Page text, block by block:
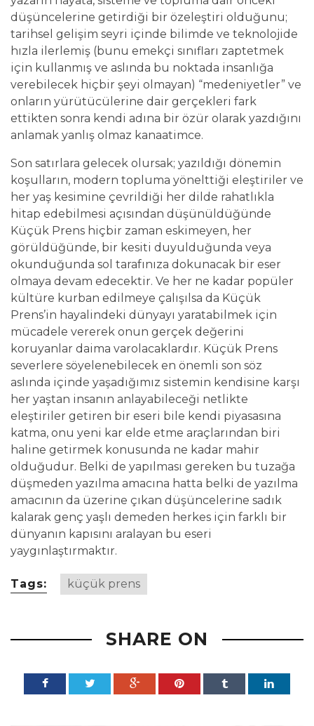
düşüncelerine getirdiği bir özeleştiri olduğunu;
tarihsel gelişim seyri içinde bilimde ve teknolojide
hızla ilerlemiş (bunu emekçi sınıfları zaptetmek
için kullanmış ve aslında bu noktada insanlığa
verebilecek hiçbir şeyi olmayan) “medeniyetler” ve
onların yürütücülerine dair gerçekleri fark
ettikten sonra kendi adına bir özür olarak yazdığını
anlamak yanlış olmaz kanaatimce.
Son satırlara gelecek olursak; yazıldığı dönemin
koşulların, modern topluma yönelttiği eleştiriler ve
her yaş kesimine çevrildiği her dilde rahatlıkla
hitap edebilmesi açısından düşünüldüğünde
Küçük Prens hiçbir zaman eskimeyen, her
görüldüğünde, bir kesiti duyulduğunda veya
okunduğunda sol tarafınıza dokunacak bir eser
olmaya devam edecektir. Ve her ne kadar popüler
kültüre kurban edilmeye çalışılsa da Küçük
Prens’in hayalindeki dünyayı yaratabilmek için
mücadele vererek onun gerçek değerini
koruyanlar daima varolacaklardır. Küçük Prens
severlere söyelenebilecek en önemli son söz
aslında içinde yaşadığımız sistemin kendisine karşı
her yaştan insanın anlayabileceği netlikte
eleştiriler getiren bir eseri bile kendi piyasasına
katma, onu yeni kar elde etme araçlarından biri
haline getirmek konusunda ne kadar mahir
olduğudur. Belki de yapılması gereken bu tuzağa
düşmeden yazılma amacına hatta belki de yazılma
amacının da üzerine çıkan düşüncelerine sadık
kalarak genç yaşlı demeden herkes için farklı bir
dünyanın kapısını aralayan bu eseri
yaygınlaştırmaktır.
Tags: küçük prens
SHARE ON